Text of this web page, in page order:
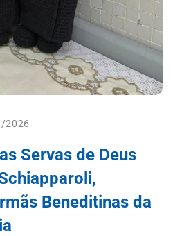
2026
Servas de Deus
Beneditinas da